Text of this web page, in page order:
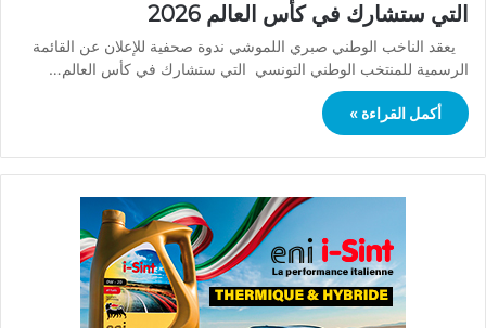
التي ستشارك في كأس العالم 2026
يعقد الناخب الوطني صبري اللموشي ندوة صحفية للإعلان عن القائمة
الرسمية للمنتخب الوطني التونسي التي ستشارك في كأس العالم…
أكمل القراءة »